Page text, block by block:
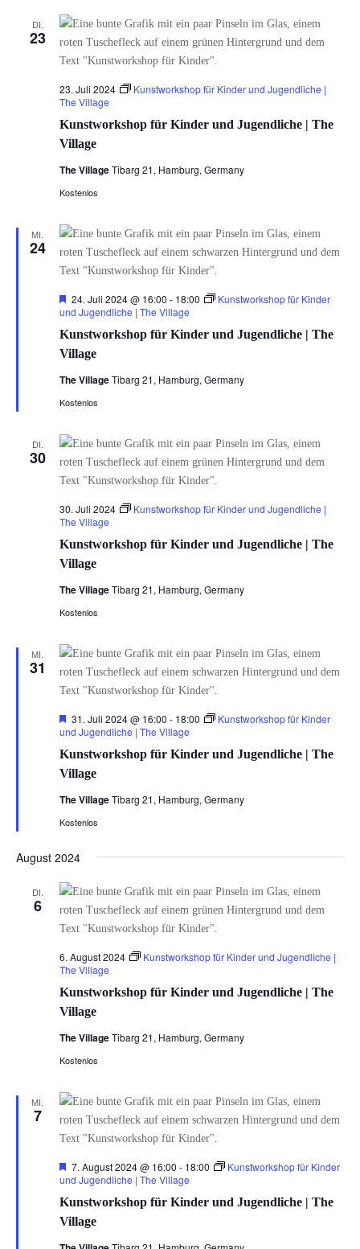
DI.
23
Kunstworkshop für Kinder und Jugendliche | The
Village
23. Juli 2024
Kunstworkshop für Kinder und Jugendliche |
The Village
The VillageTibarg 21, Hamburg, Germany
Kostenlos
MI.
24
Kunstworkshop für Kinder und Jugendliche | The
Village
Hervorgehoben
24. Juli 2024 @ 16:00 - 18:00
Kunstworkshop für Kinder
und Jugendliche | The Village
The VillageTibarg 21, Hamburg, Germany
Kostenlos
DI.
30
Kunstworkshop für Kinder und Jugendliche | The
Village
30. Juli 2024
Kunstworkshop für Kinder und Jugendliche |
The Village
The VillageTibarg 21, Hamburg, Germany
Kostenlos
MI.
31
Kunstworkshop für Kinder und Jugendliche | The
Village
Hervorgehoben
31. Juli 2024 @ 16:00 - 18:00
Kunstworkshop für Kinder
und Jugendliche | The Village
The VillageTibarg 21, Hamburg, Germany
Kostenlos
August 2024
DI.
6
Kunstworkshop für Kinder und Jugendliche | The
Village
6. August 2024
Kunstworkshop für Kinder und Jugendliche |
The Village
The VillageTibarg 21, Hamburg, Germany
Kostenlos
MI.
7
Kunstworkshop für Kinder und Jugendliche | The
Village
Hervorgehoben
7. August 2024 @ 16:00 - 18:00
Kunstworkshop für Kinder
und Jugendliche | The Village